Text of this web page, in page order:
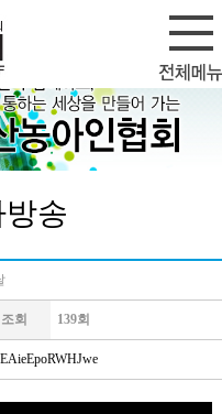
로그인
송
조회 139회